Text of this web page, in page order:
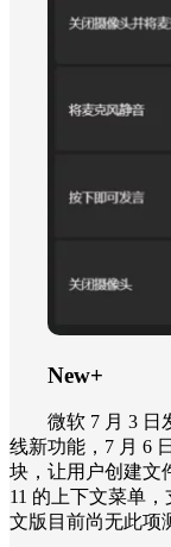
New+
微软 7 月 3 日
线新功能，7 月 6
块，让用户创建文
11 的上下文菜单，
文版目前尚无此项